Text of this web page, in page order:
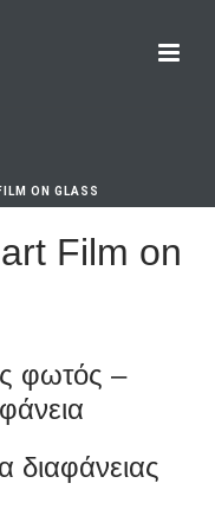
ON GLASS
Film on
φωτός –
διαφάνειας